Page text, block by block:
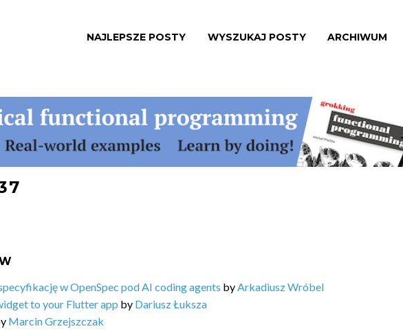
NAJLEPSZE POSTY WYSZUKAJ POSTY ARCHIWUM
w OpenSpec pod AI coding agents byArkadiusz Wróbel
to your Flutter app by Dariusz Łuksza
Marcin Grzejszczak